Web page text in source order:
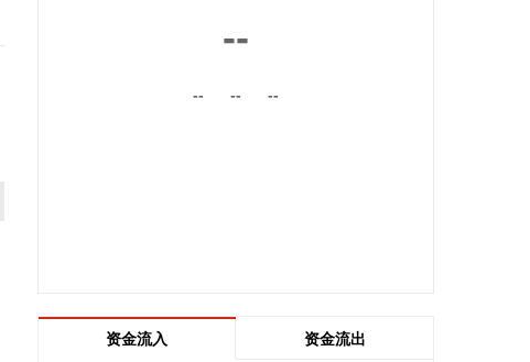
合作。此协议还支持利雅得航空持续拓展包括中国在
满产，订单有所积压，相关扩产设备正在添置中，公
--
-- -- --
资金流入 资金流出